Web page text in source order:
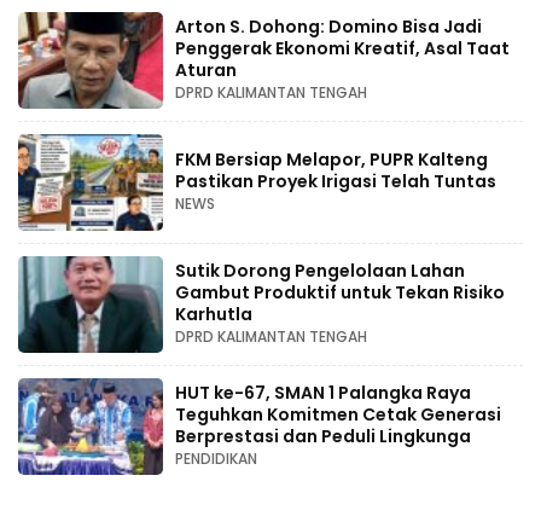
Arton S. Dohong: Domino Bisa Jadi
Penggerak Ekonomi Kreatif, Asal Taat
Aturan
DPRD KALIMANTAN TENGAH
FKM Bersiap Melapor, PUPR Kalteng
Pastikan Proyek Irigasi Telah Tuntas
NEWS
Sutik Dorong Pengelolaan Lahan
Gambut Produktif untuk Tekan Risiko
Karhutla
DPRD KALIMANTAN TENGAH
HUT ke-67, SMAN 1 Palangka Raya
Teguhkan Komitmen Cetak Generasi
Berprestasi dan Peduli Lingkunga
PENDIDIKAN